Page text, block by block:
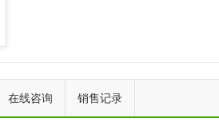
在线咨询 销售记录